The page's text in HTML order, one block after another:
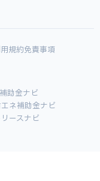
規約免責事項
助金ナビ
ネ補助金ナビ
ースナビ